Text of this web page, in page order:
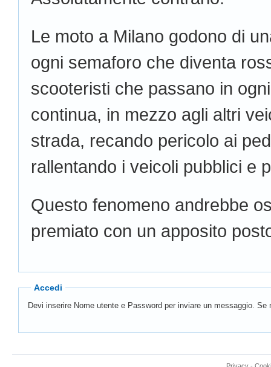
Le moto a Milano godono di
ogni semaforo che diventa
scooteristi che passano in
continua, in mezzo agli altri
strada, recando pericolo ai
rallentando i veicoli pubblici e
Questo fenomeno andrebbe
premiato con un apposito
Accedi
Devi inserire Nome utente e Password per inviare un messaggio.